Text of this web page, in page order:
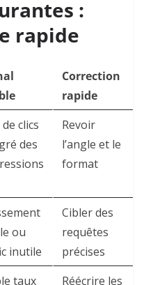
:
rapide
Correction
rapide
clics
des
Revoir
l’angle et le
format
ou
inutile
Cibler des
requêtes
précises
taux
Réécrire les